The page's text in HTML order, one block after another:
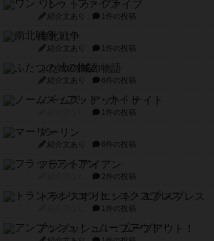
ワン・トゥ・ファイブ
紹介文あり 1件の投稿
南北戦争
紹介文あり 1件の投稿
ふたつの城の物語
紹介文あり 6件の投稿
ノームズ・アット・ナイト
1件の投稿
マーリン
紹介文あり 6件の投稿
フラットアイアン
2件の投稿
トランスオリエント・エクスプレス
1件の投稿
アンブッシュ！：ムーブアウト！